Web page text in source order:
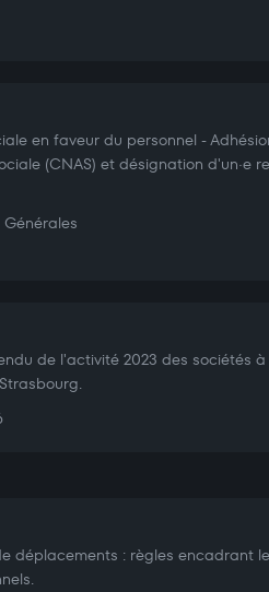
en faveur du personnel -
(CNAS) et désignation d'un·e
de l'activité 2023 des sociétés
déplacements : règles encadrant